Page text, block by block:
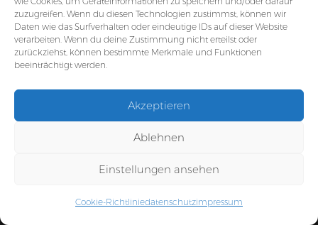
zuzugreifen. Wenn du diesen Technologien zustimmst, können wir
Daten wie das Surfverhalten oder eindeutige IDs auf dieser Website
verarbeiten. Wenn du deine Zustimmung nicht erteilst oder
zurückziehst, können bestimmte Merkmale und Funktionen
beeinträchtigt werden.
Akzeptieren
Ablehnen
Einstellungen ansehen
Cookie-Richtliniedatenschutzimpressum